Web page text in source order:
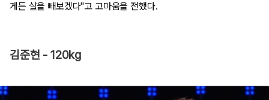
게든 살을 빼보겠다"고 고마움을 전했다.
김준현 - 120kg